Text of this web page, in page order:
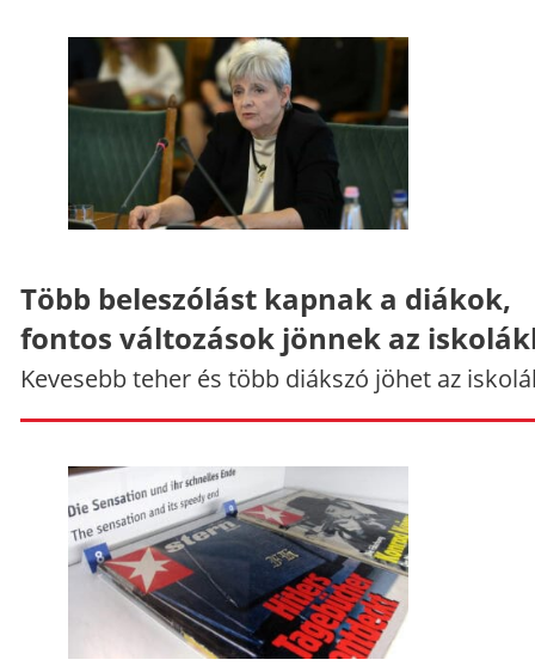
Több beleszólást kapnak a diákok,
fontos változások jönnek az
Kevesebb teher és több diákszó jöhet az